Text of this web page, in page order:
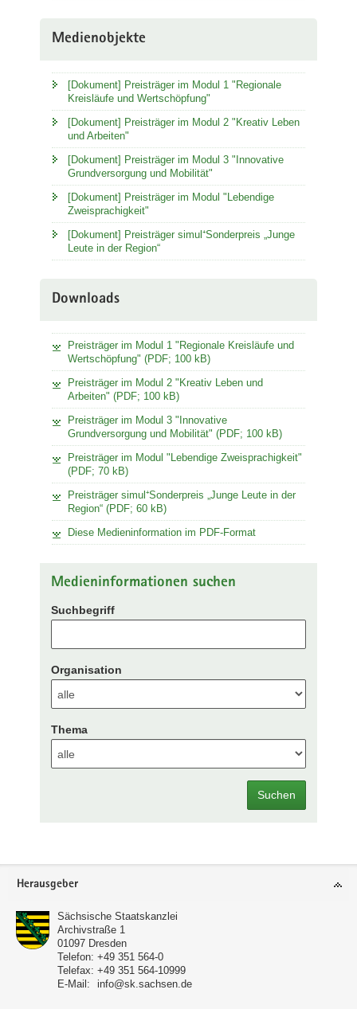
Medienobjekte
[Dokument] Preisträger im Modul 1 "Regionale
Kreisläufe und Wertschöpfung"
[Dokument] Preisträger im Modul 2 "Kreativ Leben
und Arbeiten"
[Dokument] Preisträger im Modul 3 "Innovative
Grundversorgung und Mobilität"
[Dokument] Preisträger im Modul "Lebendige
Zweisprachigkeit"
[Dokument] Preisträger simul⁺Sonderpreis „Junge
Leute in der Region“
Downloads
Preisträger im Modul 1 "Regionale Kreisläufe und
Wertschöpfung" (PDF; 100 kB)
Preisträger im Modul 2 "Kreativ Leben und
Arbeiten" (PDF; 100 kB)
Preisträger im Modul 3 "Innovative
Grundversorgung und Mobilität" (PDF; 100 kB)
Preisträger im Modul "Lebendige Zweisprachigkeit"
(PDF; 70 kB)
Preisträger simul⁺Sonderpreis „Junge Leute in der
Region“ (PDF; 60 kB)
Diese Medieninformation im PDF-Format
Medieninformationen suchen
Suchbegriff
Organisation
Thema
Suchen
Footer-
Herausgeber
Sächsische Staatskanzlei
Archivstraße 1
01097 Dresden
Telefon: +49 351 564-0
Telefax: +49 351 564-10999
E-Mail:
info@sk.sachsen.de